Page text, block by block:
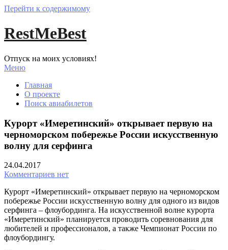
Перейти к содержимому
RestMeBest
Отпуск на моих условиях!
Меню
Главная
О проекте
Поиск авиабилетов
Курорт «Имеретинский» открывает первую на
черноморском побережье России искусственную
волну для серфинга
24.04.2017
Комментариев нет
Курорт «Имеретинский» открывает первую на черноморском
побережье России искусственную волну для одного из видов
серфинга – флоубординга. На искусственной волне курорта
«Имеретинский» планируется проводить соревнования для
любителей и профессионалов, а также Чемпионат России по
флоубордингу.